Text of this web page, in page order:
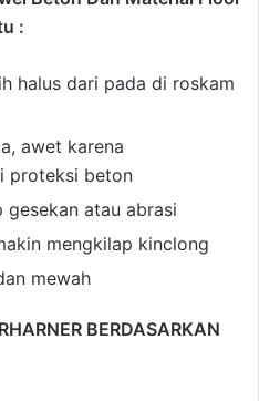
:
halus dari pada di roskam
awet karena
proteksi beton
gesekan atau abrasi
mengkilap kinclong
mewah
BERDASARKAN